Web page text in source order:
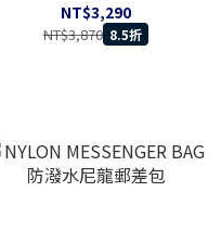
NT$3,290
NT$3,870 8.5折